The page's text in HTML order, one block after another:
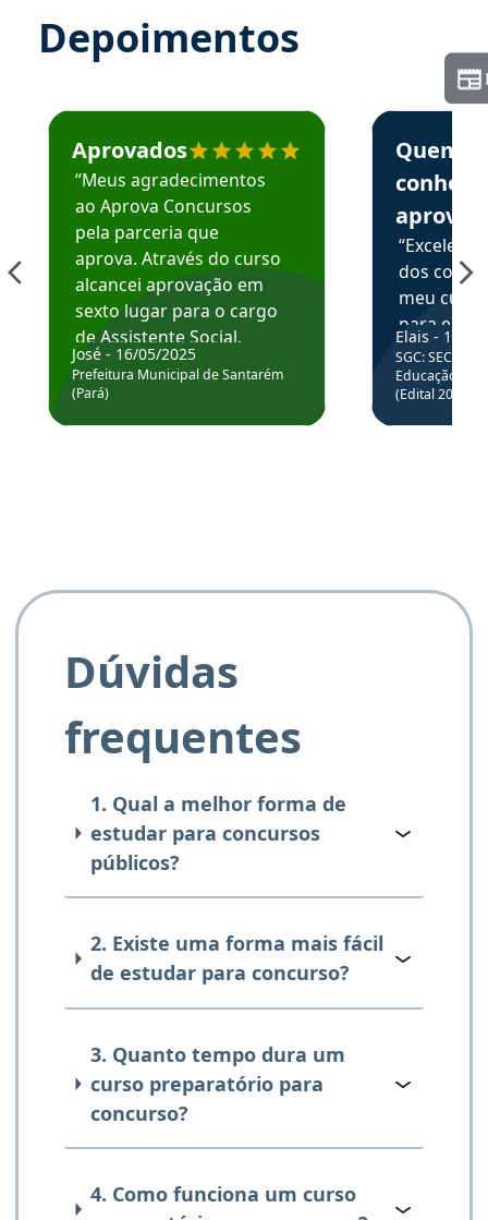
Depoimentos
Estudante José recomenda o Aprova Concursos em
Aprovados
“Meus agradecimentos
ao Aprova Concursos
pela parceria que
aprova. Através do curso
alcancei aprovação em
sexto lugar para o cargo
de Assistente Social.
Hoje estou atuando na
Prefeitura de Santarém.
José - 16/05/2025
Prefeitura Municipal de Santarém
(Pará)
Estudante
Quem
aprova
dos
meu
para
colocar
através
de
Elais - 15/
SGC: SEC BA
Educação
(Edital
Dúvidas
frequentes
1. Qual a melhor forma de
estudar para concursos
públicos?
2. Existe uma forma mais fácil
de estudar para concurso?
3. Quanto tempo dura um
curso preparatório para
concurso?
4. Como funciona um curso